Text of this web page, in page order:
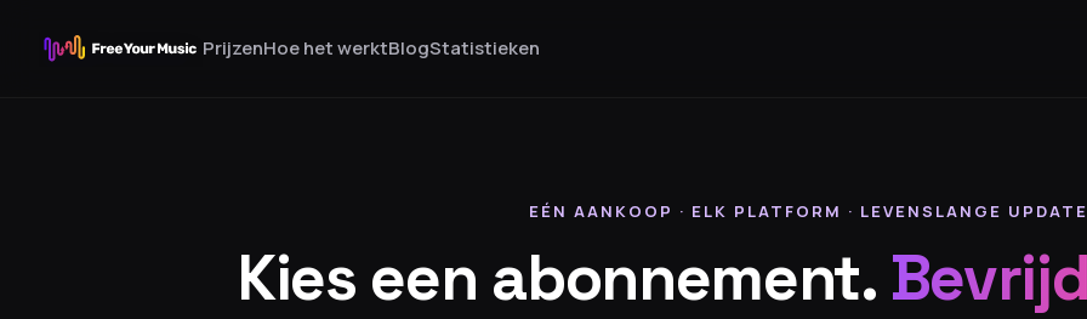
PrijzenHoe het werktBlogStatistieken
EÉN AANKOOP · ELK PLATFORM · LEVENSLANGE
Kies een abonnement.